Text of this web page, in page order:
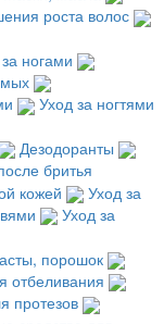
роста волос
ногами
Уход за ногтями
Дезодоранты
бритья
кожей
Уход за
Уход за
порошок
отбеливания
протезов